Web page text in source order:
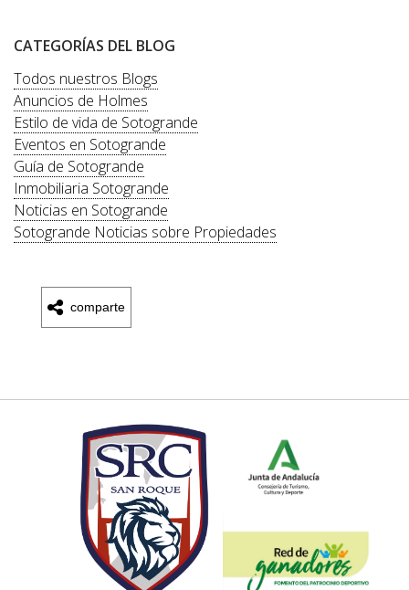
CATEGORÍAS DEL BLOG
Todos nuestros Blogs
Anuncios de Holmes
Estilo de vida de Sotogrande
Eventos en Sotogrande
Guía de Sotogrande
Inmobiliaria Sotogrande
Noticias en Sotogrande
Sotogrande Noticias sobre Propiedades
comparte